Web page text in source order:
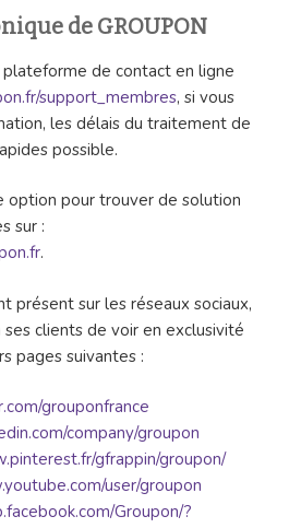
de GROUPON
de contact en ligne
support_membres, si vous
les délais du traitement de
possible.
option pour trouver de solution
sur :
.
présent sur les réseaux sociaux,
clients de voir en exclusivité
pages suivantes :
grouponfrance
company/groupon
gfrappin/groupon/
user/groupon
Groupon/?